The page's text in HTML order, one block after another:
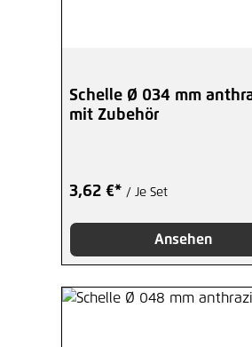
Schelle Ø 034 mm
mit Zubehör
3,62 €* / Je Set
Ansehen